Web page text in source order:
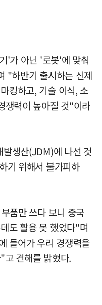
'가 아닌 '로봇'에 맞춰
"하반기 출시하는 신제
킹하고, 기술 이식, 소
쟁력이 높아질 것"이라
생산(JDM)에 나선 것
기 위해서 불가피하
품만 쓰다 보니 중국
도 활용 못 했었다"며
들어가 우리 경쟁력을
고 견해를 밝혔다.